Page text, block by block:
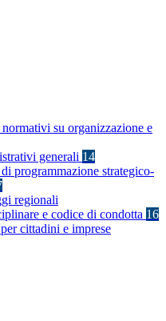
su organizzazione e
generali 14
programmazione strategico-
regionali
e codice di condotta 16
cittadini e imprese